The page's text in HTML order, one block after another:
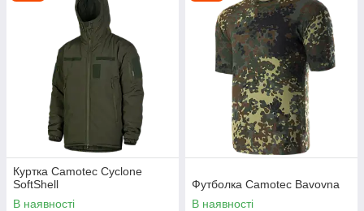
Куртка Camotec Cyclone
SoftShell
В наявності
Футболка Camotec Bavovna
В наявності